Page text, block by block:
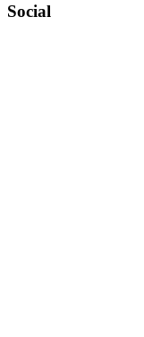
Social